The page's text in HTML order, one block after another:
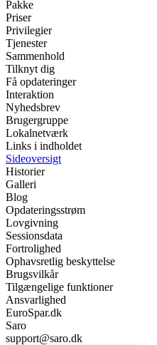
Pakke
Priser
Privilegier
Tjenester
Sammenhold
Tilknyt dig
Få opdateringer
Interaktion
Nyhedsbrev
Brugergruppe
Lokalnetværk
Links i indholdet
Sideoversigt
Historier
Galleri
Blog
Opdateringsstrøm
Lovgivning
Sessionsdata
Fortrolighed
Ophavsretlig beskyttelse
Brugsvilkår
Tilgængelige funktioner
Ansvarlighed
EuroSpar.dk
Saro
support@saro.dk